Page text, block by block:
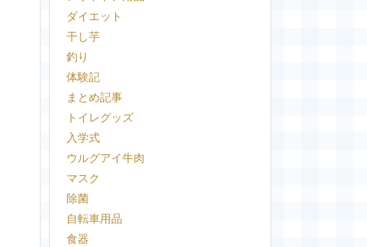
ダイエット
干し芋
釣り
体験記
まとめ記事
トイレグッズ
入学式
ウルグアイ牛肉
マスク
除菌
自転車用品
食器